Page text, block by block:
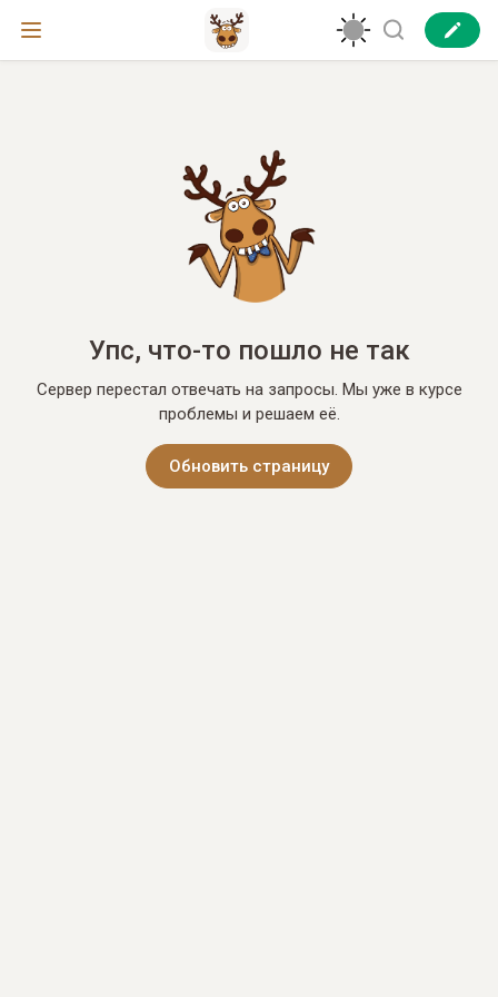
Упс, что-то пошло не так
Сервер перестал отвечать на запросы. Мы уже в курсе
проблемы и решаем её.
Обновить страницу